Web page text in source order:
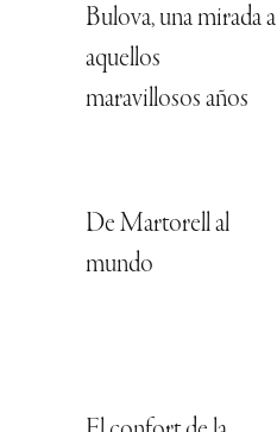
Bulova, una mirada a
aquellos
maravillosos años
De Martorell al
mundo